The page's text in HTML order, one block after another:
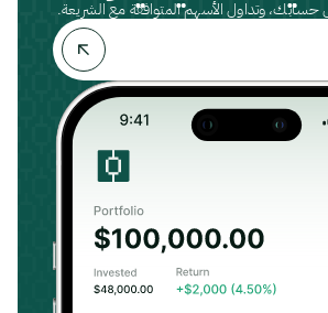
وتداول الأسهم المتوافقة مع الشريعة.